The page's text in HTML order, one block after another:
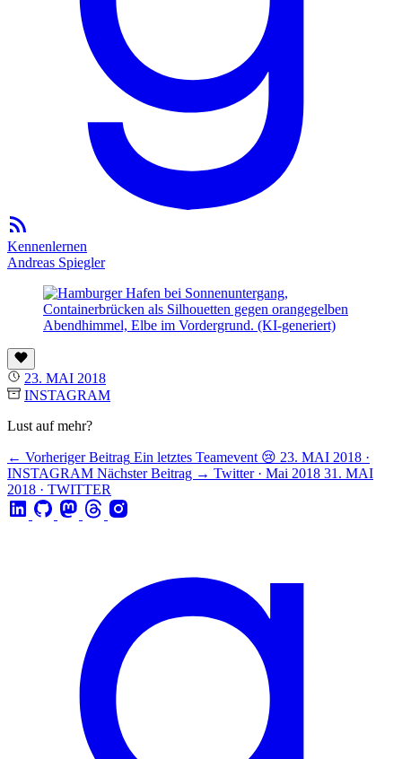
Kennenlernen
Andreas Spiegler
23. MAI 2018
INSTAGRAM
Lust auf mehr?
← Vorheriger Beitrag Ein letztes Teamevent 😢 23. MAI 2018 ·
INSTAGRAM Nächster Beitrag → Twitter · Mai 2018 31. MAI
2018 · TWITTER